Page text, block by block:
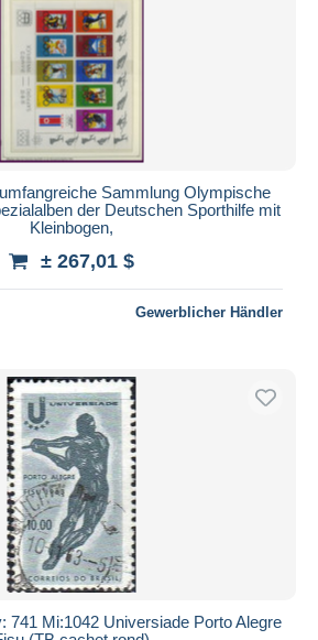
Sammlung Olympische
der Deutschen Sporthilfe mit
Kleinbogen,
± 267,01 $
Gewerblicher Händler
741 Mi:1042 Universiade Porto Alegre